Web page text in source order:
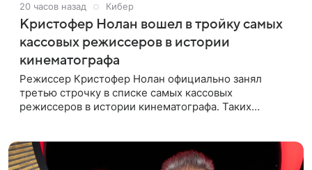
20 часов назад Кибер
Кристофер Нолан вошел в тройку самых
кассовых режиссеров в истории
кинематографа
Режиссер Кристофер Нолан официально занял
третью строчку в списке самых кассовых
режиссеров в истории кинематографа. Таких